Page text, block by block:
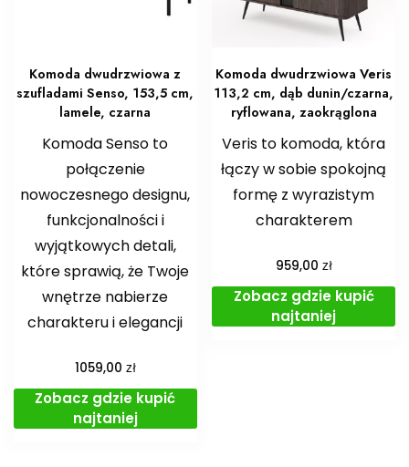
Komoda dwudrzwiowa z
szufladami Senso, 153,5 cm,
lamele, czarna
Komoda Senso to
połączenie
nowoczesnego designu,
funkcjonalności i
wyjątkowych detali,
które sprawią, że Twoje
wnętrze nabierze
charakteru i elegancji
1059,00 zł
Zobacz gdzie kupić
najtaniej
Komoda dwudrzwiowa Veris
113,2 cm, dąb dunin/czarna,
ryflowana, zaokrąglona
Veris to komoda, która
łączy w sobie spokojną
formę z wyrazistym
charakterem
959,00 zł
Zobacz gdzie kupić
najtaniej